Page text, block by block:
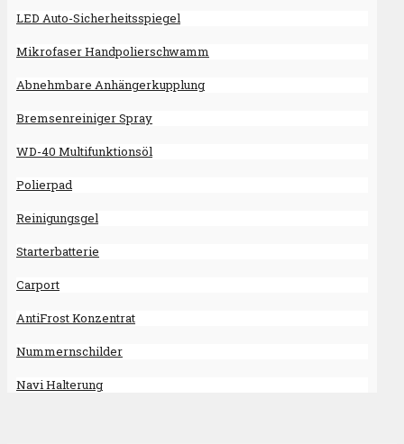
LED Auto-Sicherheitsspiegel
Mikrofaser Handpolierschwamm
Abnehmbare Anhängerkupplung
Bremsenreiniger Spray
WD-40 Multifunktionsöl
Polierpad
Reinigungsgel
Starterbatterie
Carport
AntiFrost Konzentrat
Nummernschilder
Navi Halterung